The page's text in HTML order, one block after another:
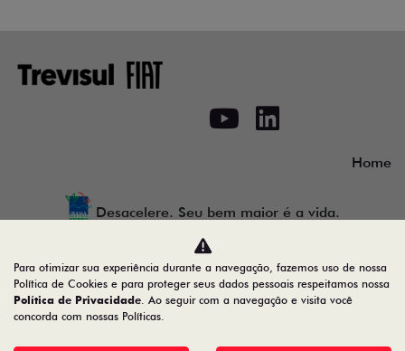
Home
Desacelere. Seu bem maior é a vida.
Trevisul Comercial de Veiculos LTDA
28.090.609/0001-18
Para otimizar sua experiência durante a navegação, fazemos uso de nossa
Política de Cookies e para proteger seus dados pessoais respeitamos nossa
Política de Privacidade. Ao seguir com a navegação e visita você
concorda com nossas Políticas.